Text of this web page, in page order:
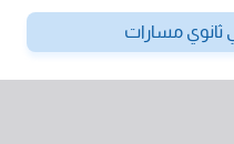
ثانوي مسارات